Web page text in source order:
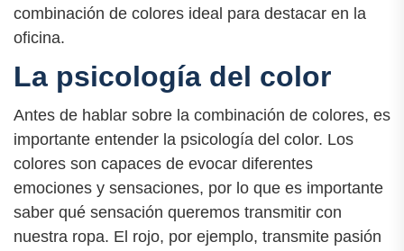
combinación de colores ideal para destacar en la
oficina.
La psicología del color
Antes de hablar sobre la combinación de colores, es
importante entender la psicología del color. Los
colores son capaces de evocar diferentes
emociones y sensaciones, por lo que es importante
saber qué sensación queremos transmitir con
nuestra ropa. El rojo, por ejemplo, transmite pasión